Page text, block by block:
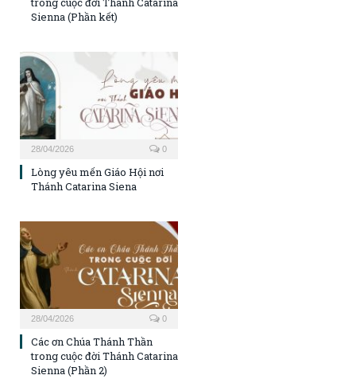
Sienna (Phần kết)
28/04/2026 0
Lòng yêu mến Giáo Hội nơi
Thánh Catarina Siena
28/04/2026 0
Các ơn Chúa Thánh Thần
trong cuộc đời Thánh Catarina
Sienna (Phần 2)